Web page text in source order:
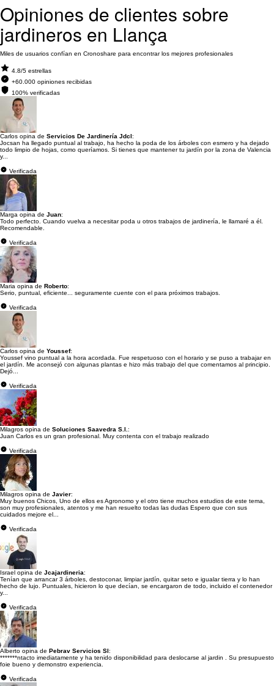
Opiniones de clientes sobre
jardineros en Llança
Miles de usuarios confían en Cronoshare para encontrar los mejores profesionales
4.8/5 estrellas
+60.000 opiniones recibidas
100% verificadas
Carlos opina de Servicios De Jardinería Jdcl:
Jocsan ha llegado puntual al trabajo, ha hecho la poda de los árboles con esmero y ha dejado
todo limpio de hojas, como queríamos. Si tienes que mantener tu jardín por la zona de Valencia
y...
Verificada
Marga opina de Juan:
Todo perfecto. Cuando vuelva a necesitar poda u otros trabajos de jardinería, le llamaré a él.
Recomendable.
Verificada
Maria opina de Roberto:
Serio, puntual, eficiente... seguramente cuente con el para próximos trabajos.
Verificada
Carlos opina de Youssef:
Youssef vino puntual a la hora acordada. Fue respetuoso con el horario y se puso a trabajar en
el jardín. Me aconsejó con algunas plantas e hizo más trabajo del que comentamos al principio.
Dejó...
Verificada
Milagros opina de Soluciones Saavedra S.l. :
Juan Carlos es un gran profesional. Muy contenta con el trabajo realizado
Verificada
Milagros opina de Javier:
Muy buenos Chicos, Uno de ellos es Agronomo y el otro tiene muchos estudios de este tema,
son muy profesionales, atentos y me han resuelto todas las dudas Espero que con sus
cuidados mejore el...
Verificada
Israel opina de Jcajardineria:
Tenían que arrancar 3 árboles, destoconar, limpiar jardín, quitar seto e igualar tierra y lo han
hecho de lujo. Puntuales, hicieron lo que decían, se encargaron de todo, incluido el contenedor
y...
Verificada
Alberto opina de Pebrav Servicios Sl:
*******ntacto imediatamente y ha tenido disponibilidad para deslocarse al jardin . Su presupuesto
foie bueno y demonstro experiencia.
Verificada